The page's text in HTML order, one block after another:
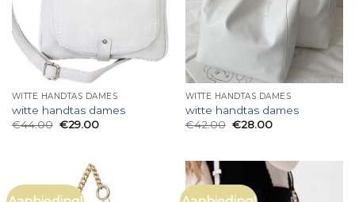
WITTE HANDTAS DAMES
witte handtas dames
€44.00 €29.00
WITTE HANDTAS DAMES
witte handtas dames
€42.00 €28.00